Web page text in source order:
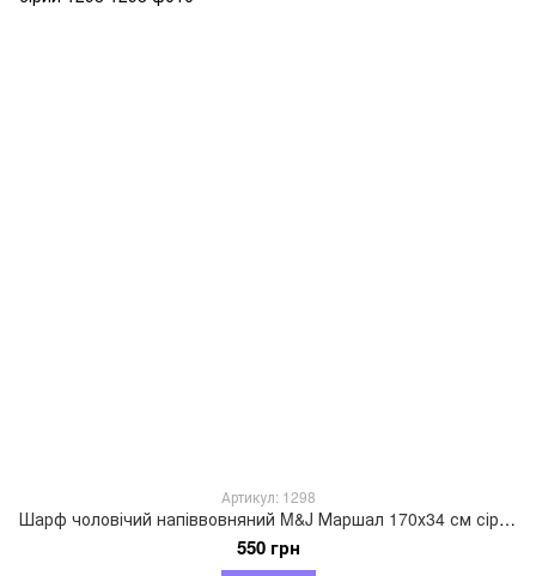
Артикул: 1298
Шарф чоловічий напіввовняний M&J Маршал 170х34 см сірий 1298
550 грн